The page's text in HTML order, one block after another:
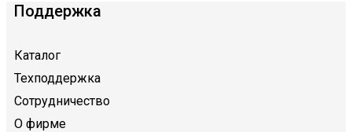
Поддержка
Каталог
Техподдержка
Сотрудничество
О фирме